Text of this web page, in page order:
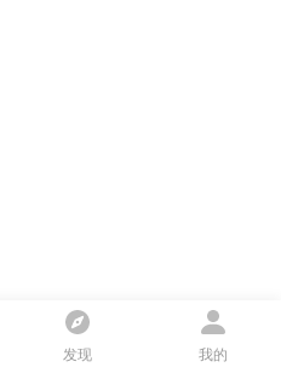
发现 我的